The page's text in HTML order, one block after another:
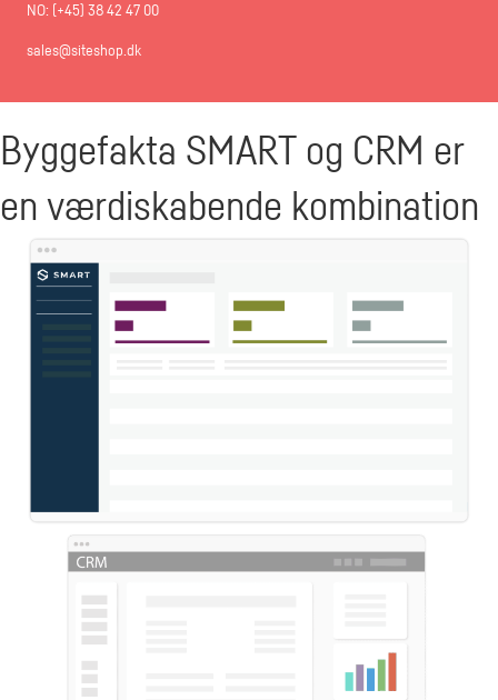
NO: (+45) 38 42 47 00
sales@siteshop.dk
Byggefakta SMART og CRM er
en værdiskabende kombination